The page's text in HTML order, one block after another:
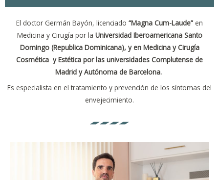
El doctor Germán Bayón, licenciado “Magna Cum-Laude” en
Medicina y Cirugía por la Universidad Iberoamericana Santo
Domingo (Republica Dominicana), y en Medicina y Cirugía
Cosmética y Estética por las universidades Complutense de
Madrid y Autónoma de Barcelona.
Es especialista en el tratamiento y prevención de los síntomas del
envejecimiento.